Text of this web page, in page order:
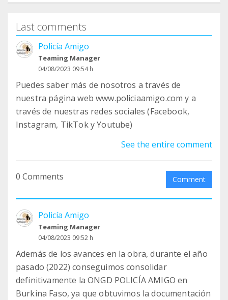
Last comments
Policía Amigo
Teaming Manager
04/08/2023 09:54 h
Puedes saber más de nosotros a través de
nuestra página web www.policiaamigo.com y a
través de nuestras redes sociales (Facebook,
Instagram, TikTok y Youtube)
See the entire comment
0 Comments Comment
Policía Amigo
Teaming Manager
04/08/2023 09:52 h
Además de los avances en la obra, durante el año
pasado (2022) conseguimos consolidar
definitivamente la ONGD POLICÍA AMIGO en
Burkina Faso, ya que obtuvimos la documentación